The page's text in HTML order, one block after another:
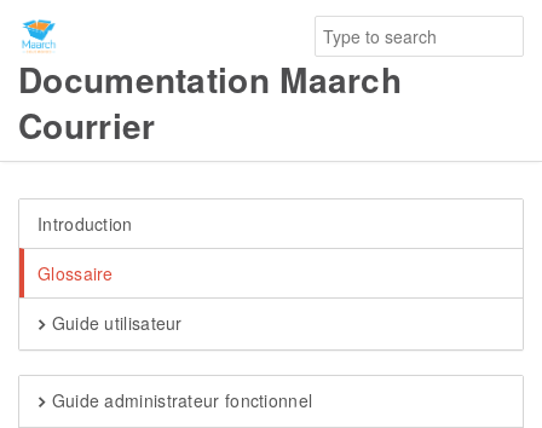
Documentation Maarch
Courrier
Introduction
Glossaire
Guide utilisateur
Guide administrateur fonctionnel